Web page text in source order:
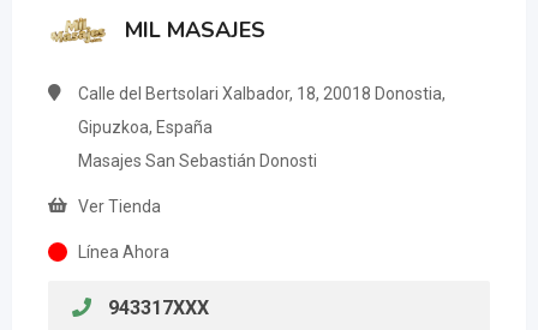
MIL MASAJES
Calle del Bertsolari Xalbador, 18, 20018 Donostia,
Gipuzkoa, España
Masajes San Sebastián Donosti
Ver Tienda
Línea Ahora
943317XXX